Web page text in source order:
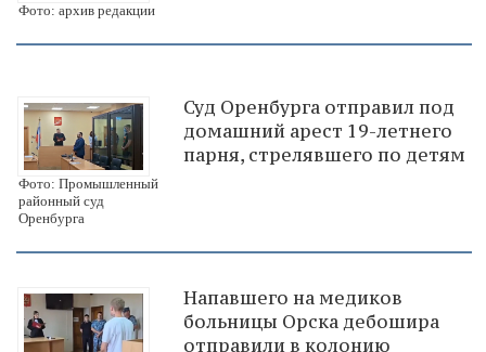
Фото: архив редакции
Фото: Промышленный
районный суд
Оренбурга
Суд Оренбурга отправил под
домашний арест 19-летнего
парня, стрелявшего по детям
Напавшего на медиков
больницы Орска дебошира
отправили в колонию